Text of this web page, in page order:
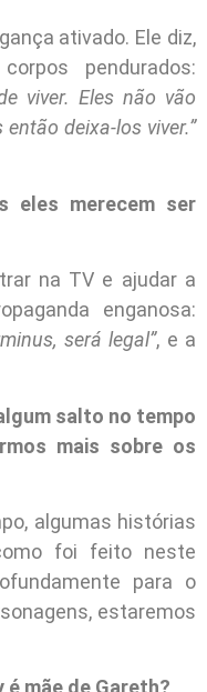
ativado. Ele diz,
pendurados:
viver. Eles não vão
deixa-los viver.”
eles merecem ser
na TV e ajudar a
enganosa:
será legal”, e a
salto no tempo
mais sobre os
algumas histórias
foi feito neste
para o
estaremos
mãe de Gareth?